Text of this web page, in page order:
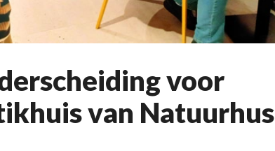
voor
van Natuurhus